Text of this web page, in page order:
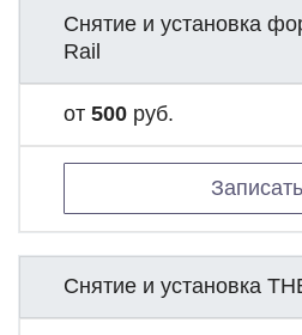
Снятие и установка
Rail
от 500 руб.
Снятие и установка